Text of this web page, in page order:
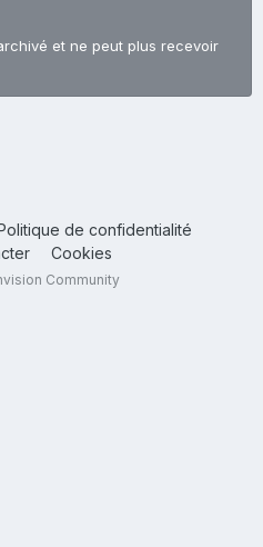
et ne peut plus recevoir
de confidentialité
Cookies
Community